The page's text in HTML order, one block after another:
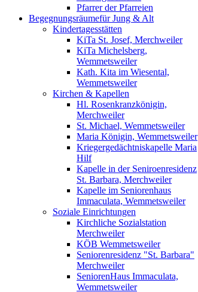
Pfarrer der Pfarreien
Begegnungsräumefür Jung & Alt
Kindertagesstätten
KiTa St. Josef, Merchweiler
KiTa Michelsberg,
Wemmetsweiler
Kath. Kita im Wiesental,
Wemmetsweiler
Kirchen & Kapellen
Hl. Rosenkranzkönigin,
Merchweiler
St. Michael, Wemmetsweiler
Maria Königin, Wemmetsweiler
Kriegergedächtniskapelle Maria
Hilf
Kapelle in der Seniroenresidenz
St. Barbara, Merchweiler
Kapelle im Seniorenhaus
Immaculata, Wemmetsweiler
Soziale Einrichtungen
Kirchliche Sozialstation
Merchweiler
KÖB Wemmetsweiler
Seniorenresidenz "St. Barbara"
Merchweiler
SeniorenHaus Immaculata,
Wemmetsweiler